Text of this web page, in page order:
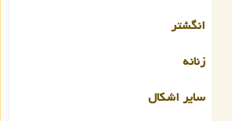
انگشتر
زنانه
سایر اشکال